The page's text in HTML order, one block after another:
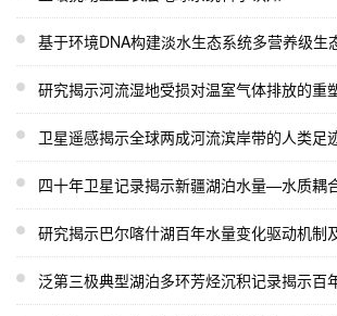
研究揭示河流湿地受损对温室气体排放的重
卫星遥感揭示全球两成河流滨岸带的人类足
四十年卫星记录揭示新疆湖泊水量—水质耦